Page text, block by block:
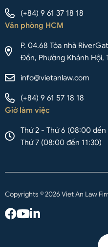
(+84) 9 61 37 18 18
Văn phòng HCM
P. 04.68 Tòa nhà
Đồn, Phường Khánh Hội,
info@vietanlaw.com
(+84) 9 61 57 18 18
Giờ làm việc
Thứ 2 - Thứ 6 (08:00 đến
Thứ 7 (08:00 đến 11:30)
Copyrights © 2026 Viet An Law